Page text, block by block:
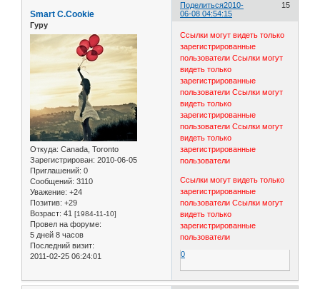
Поделиться 15
2010-
06-08 04:54:15
Smart C.Cookie
Гуру
Откуда: Canada, Toronto
Зарегистрирован: 2010-06-05
Приглашений: 0
Сообщений: 3110
Уважение: +24
Позитив: +29
Возраст: 41 [1984-11-10]
Провел на форуме:
5 дней 8 часов
Последний визит:
2011-02-25 06:24:01
Ссылки могут видеть только
зарегистрированные
пользователи Ссылки могут
видеть только
зарегистрированные
пользователи Ссылки могут
видеть только
зарегистрированные
пользователи Ссылки могут
видеть только
зарегистрированные
пользователи
Ссылки могут видеть только
зарегистрированные
пользователи Ссылки могут
видеть только
зарегистрированные
пользователи
0